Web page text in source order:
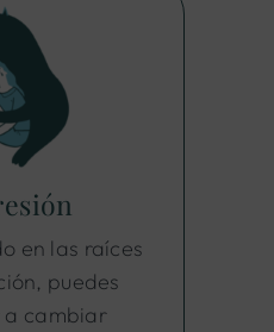
en las raíces
puedes
cambiar